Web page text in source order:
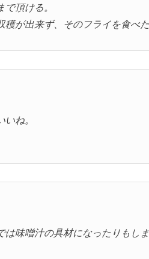
頂ける。
穫が出来ず、そのフライを食べ
ね。
味噌汁の具材になったりもしま